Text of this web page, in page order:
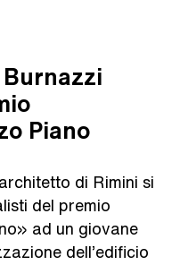
Burnazzi
Piano
di Rimini si
del premio
ad un giovane
dell’edificio